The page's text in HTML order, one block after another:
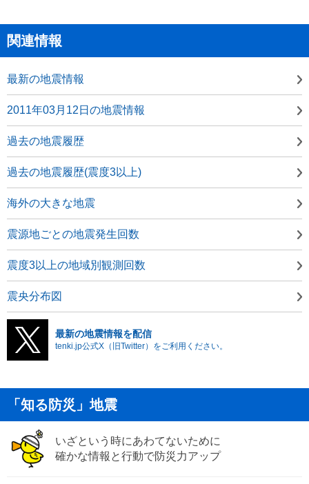
関連情報
最新の地震情報
2011年03月12日の地震情報
過去の地震履歴
過去の地震履歴(震度3以上)
海外の大きな地震
震源地ごとの地震発生回数
震度3以上の地域別観測回数
震央分布図
最新の地震情報を配信
tenki.jp公式X（旧Twitter）をご利用ください。
「知る防災」地震
いざという時にあわてないために
確かな情報と行動で防災力アップ